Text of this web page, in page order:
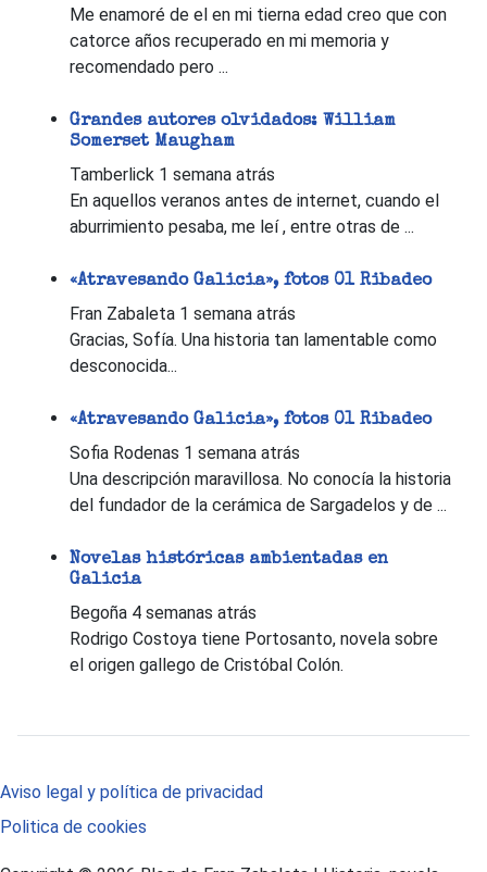
Me enamoré de el en mi tierna edad creo que con
catorce años recuperado en mi memoria y
recomendado pero ...
Grandes autores olvidados: William
Somerset Maugham
Tamberlick 1 semana atrás
En aquellos veranos antes de internet, cuando el
aburrimiento pesaba, me leí , entre otras de ...
«Atravesando Galicia», fotos 01 Ribadeo
Fran Zabaleta 1 semana atrás
Gracias, Sofía. Una historia tan lamentable como
desconocida...
«Atravesando Galicia», fotos 01 Ribadeo
Sofia Rodenas 1 semana atrás
Una descripción maravillosa. No conocía la historia
del fundador de la cerámica de Sargadelos y de ...
Novelas históricas ambientadas en
Galicia
Begoña 4 semanas atrás
Rodrigo Costoya tiene Portosanto, novela sobre
el origen gallego de Cristóbal Colón.
Aviso legal y política de privacidad
Politica de cookies